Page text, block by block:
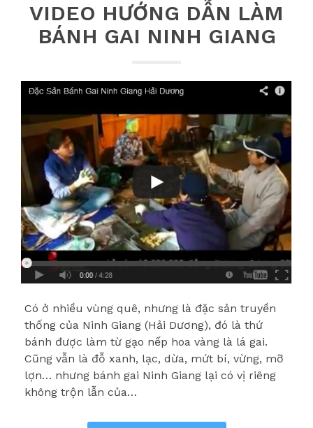
VIDEO HƯỚNG DẪN LÀM
BÁNH GAI NINH GIANG
Có ở nhiều vùng quê, nhưng là đặc sản truyền
thống của Ninh Giang (Hải Dương), đó là thứ
bánh được làm từ gạo nếp hoa vàng là lá gai.
Cũng vẫn là đỗ xanh, lạc, dừa, mứt bí, vừng, mỡ
lợn… nhưng bánh gai Ninh Giang lại có vị riêng
không trộn lẫn của…